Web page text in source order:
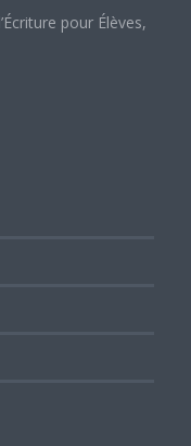
pour Élèves,